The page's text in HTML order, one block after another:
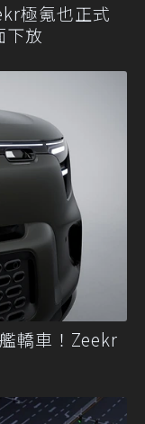
極氪也正式
下放
轎車！Zeekr